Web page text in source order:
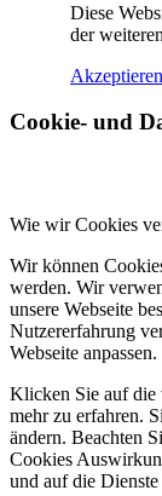
Diese
der
Akzeptieren
Cookie- und
Wie wir Cookies
Wir können
werden. Wir
unsere Webseite
Nutzererfahrung
Webseite anpassen.
Klicken Sie auf die
mehr zu erfahren.
ändern. Beachten
Cookies
und auf die